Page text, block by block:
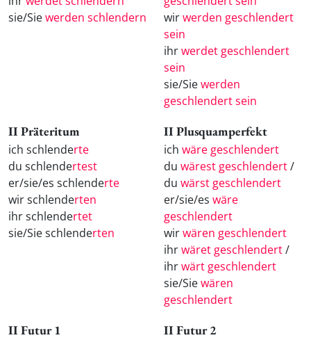
sie/Siewerden schlendern
wirwerden geschlendert
sein
ihrwerdet geschlendert
sein
sie/Siewerden
geschlendert sein
II Präteritum
ich schlenderte
du schlendertest
er/sie/es schlenderte
wir schlenderten
ihr schlendertet
sie/Sie schlenderten
II Plusquamperfekt
ich wäre geschlendert
du wärest geschlendert/
du wärst geschlendert
er/sie/es wäre
geschlendert
wirwären geschlendert
ihrwäret geschlendert/
ihrwärt geschlendert
sie/Siewären
geschlendert
II Futur 1 II Futur 2